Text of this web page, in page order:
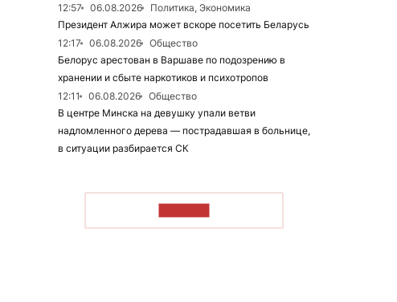
12:57
06.08.2026
Политика, Экономика
Президент Алжира может вскоре посетить Беларусь
12:17
06.08.2026
Общество
Белорус арестован в Варшаве по подозрению в
хранении и сбыте наркотиков и психотропов
12:11
06.08.2026
Общество
В центре Минска на девушку упали ветви
надломленного дерева — пострадавшая в больнице,
в ситуации разбирается СК